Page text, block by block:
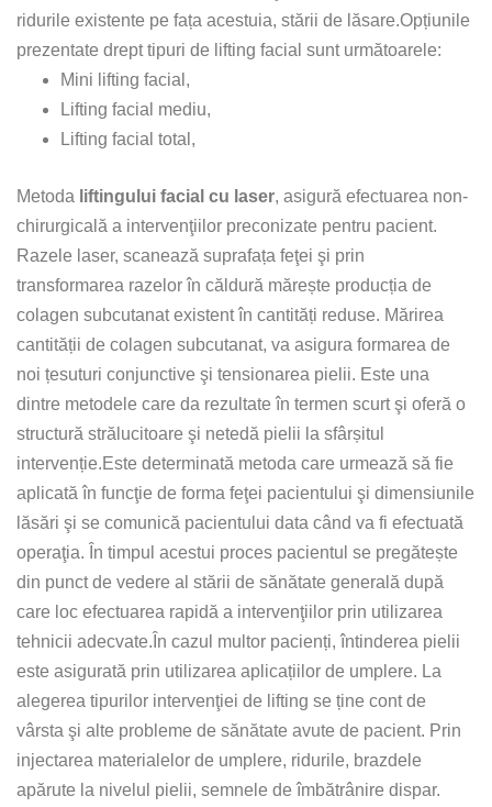
ridurile existente pe fața acestuia, stării de lăsare.Opțiunile
prezentate drept tipuri de lifting facial sunt următoarele:
Mini lifting facial,
Lifting facial mediu,
Lifting facial total,
Metoda liftingului facial cu laser, asigură efectuarea non-
chirurgicală a intervenţiilor preconizate pentru pacient.
Razele laser, scanează suprafața feţei şi prin
transformarea razelor în căldură mărește producția de
colagen subcutanat existent în cantități reduse. Mărirea
cantității de colagen subcutanat, va asigura formarea de
noi țesuturi conjunctive şi tensionarea pielii. Este una
dintre metodele care da rezultate în termen scurt şi oferă o
structură strălucitoare şi netedă pielii la sfârșitul
intervenție.Este determinată metoda care urmează să fie
aplicată în funcţie de forma feţei pacientului şi dimensiunile
lăsări şi se comunică pacientului data când va fi efectuată
operaţia. În timpul acestui proces pacientul se pregătește
din punct de vedere al stării de sănătate generală după
care loc efectuarea rapidă a intervenţiilor prin utilizarea
tehnicii adecvate.În cazul multor pacienți, întinderea pielii
este asigurată prin utilizarea aplicațiilor de umplere. La
alegerea tipurilor intervenţiei de lifting se ține cont de
vârsta şi alte probleme de sănătate avute de pacient. Prin
injectarea materialelor de umplere, ridurile, brazdele
apărute la nivelul pielii, semnele de îmbătrânire dispar.